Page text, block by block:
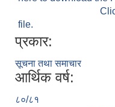
file.
प्रकार:
सूचना तथा समाचार
आर्थिक वर्ष:
८०/८१